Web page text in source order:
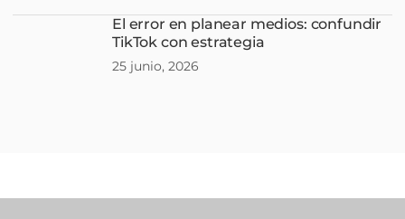
El error en planear medios: confundir
TikTok con estrategia
25 junio, 2026